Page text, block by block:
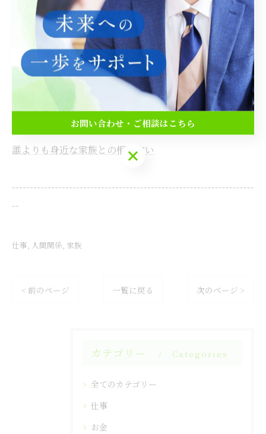
住所 : 岐阜県羽島市
電話番号 :090-5856-4815
占いでわかる仕事の適性と強み
占いで見る人間関係の相性
誰よりも身近な家族との相性占い
--------------------------------------------------------------------
--
仕事 人間関係 家族
< 前のページ 一覧に戻る 次のページ >
カテゴリー Categories
全てのカテゴリー
仕事
お金
お問い合わせ・ご相談はこちら
お問い合わせ・ご相談はこちら